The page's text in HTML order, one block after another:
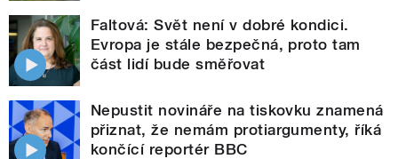
Faltová: Svět není v dobré kondici.
Evropa je stále bezpečná, proto tam
část lidí bude směřovat
Nepustit novináře na tiskovku znamená
přiznat, že nemám protiargumenty, říká
končící reportér BBC